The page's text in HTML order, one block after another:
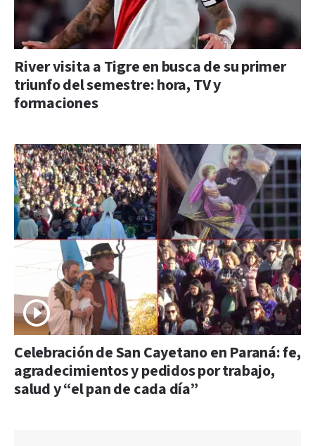
River visita a Tigre en busca de su primer
triunfo del semestre: hora, TV y
formaciones
Celebración de San Cayetano en Paraná: fe,
agradecimientos y pedidos por trabajo,
salud y “el pan de cada día”